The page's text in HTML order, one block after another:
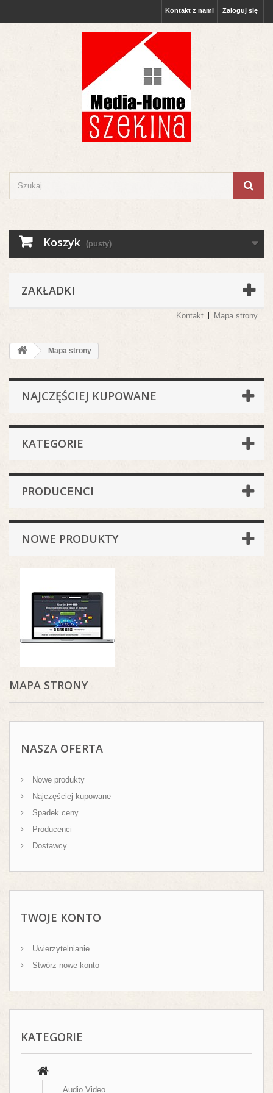
Zaloguj się
Kontakt z nami
Koszyk (pusty)
ZAKŁADKI
Kontakt Mapa strony
Mapa strony
NAJCZĘŚCIEJ KUPOWANE
KATEGORIE
PRODUCENCI
NOWE PRODUKTY
MAPA STRONY
NASZA OFERTA
Nowe produkty
Najczęściej kupowane
Spadek ceny
Producenci
Dostawcy
TWOJE KONTO
Uwierzytelnianie
Stwórz nowe konto
KATEGORIE
Audio Video